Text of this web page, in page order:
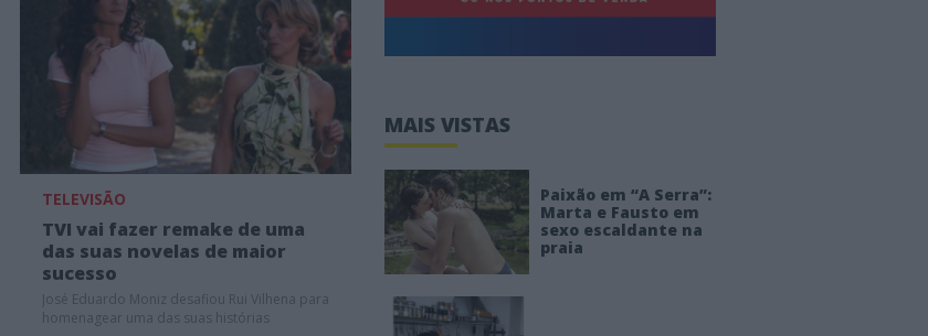
TELEVISÃO
TVI vai fazer remake de uma
das suas novelas de maior
sucesso
José Eduardo Moniz desafiou Rui Vilhena para
homenagear uma das suas histórias
MAIS VISTAS
Paixão em “A Serra”:
Marta e Fausto em
sexo escaldante na
praia